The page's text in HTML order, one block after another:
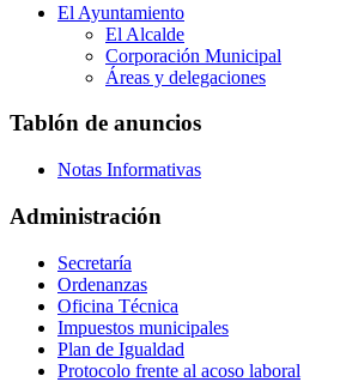
El Ayuntamiento
El Alcalde
Corporación Municipal
Áreas y delegaciones
Tablón de anuncios
Notas Informativas
Administración
Secretaría
Ordenanzas
Oficina Técnica
Impuestos municipales
Plan de Igualdad
Protocolo frente al acoso laboral